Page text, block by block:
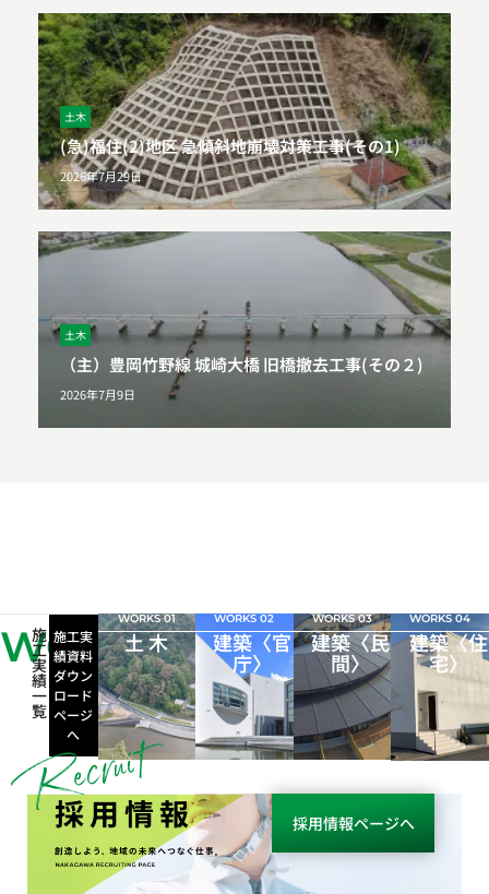
土木
(急)福住(2)地区 急傾斜地崩壊対策工事(その1)
2026年7月29日
土木
（主）豊岡竹野線 城崎大橋 旧橋撤去工事(その２)
2026年7月9日
WORKS
施
工
実
績
一
覧
施工実
績資料
ダウン
ロード
ページ
へ
WORKS 01
土 木
WORKS 02
建築〈官
庁〉
WORKS 03
建築〈民
間〉
WORKS 04
建築〈住
宅〉
採用情報 採用情報ページへ